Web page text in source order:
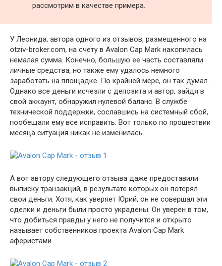
рассмотрим в качестве примера.
У Леонида, автора одного из отзывов, размещенного на
otziv-broker.com, на счету в Avalon Cap Mark накопилась
немалая сумма. Конечно, большую ее часть составляли
личные средства, но также ему удалось немного
заработать на площадке. По крайней мере, он так думал.
Однако все деньги исчезли с депозита и автор, зайдя в
свой аккаунт, обнаружил нулевой баланс. В службе
технической поддержки, сославшись на системный сбой,
пообещали ему все исправить. Вот только по прошествии
месяца ситуация никак не изменилась.
А вот автору следующего отзыва даже предоставили
выписку транзакций, в результате которых он потерял
свои деньги. Хотя, как уверяет Юрий, он не совершал эти
сделки и деньги были просто украдены. Он уверен в том,
что добиться правды у него не получится и открыто
называет собственников проекта Avalon Cap Mark
аферистами.